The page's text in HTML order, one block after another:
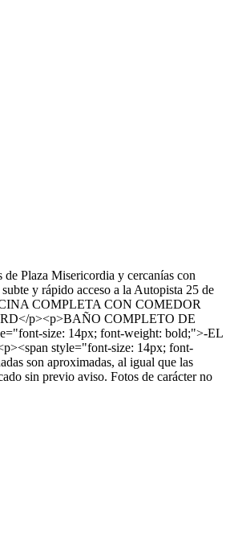
Plaza Misericordia y cercanías con
y rápido acceso a la Autopista 25 de
COMPLETA CON COMEDOR
p><p>BAÑO COMPLETO DE
size: 14px; font-weight: bold;">-EL
style="font-size: 14px; font-
son aproximadas, al igual que las
sin previo aviso. Fotos de carácter no